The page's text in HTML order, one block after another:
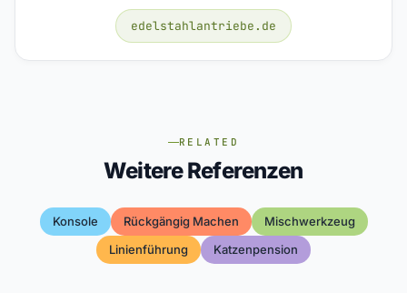
edelstahlantriebe.de
RELATED
Weitere Referenzen
Konsole Rückgängig Machen
Mischwerkzeug
Linienführung
Katzenpension